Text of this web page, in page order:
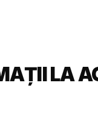
LA